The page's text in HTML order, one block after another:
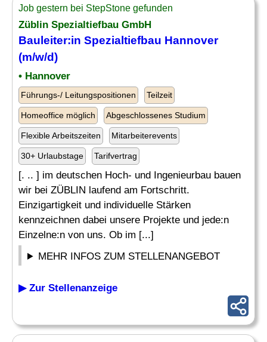
Job gestern bei StepStone gefunden
Züblin Spezialtiefbau GmbH
Bauleiter:in Spezialtiefbau Hannover
(m/w/d)
• Hannover
Führungs-/ Leitungspositionen Teilzeit
Homeoffice möglich Abgeschlossenes Studium
Flexible Arbeitszeiten Mitarbeiterevents
30+ Urlaubstage Tarifvertrag
[. .. ] im deutschen Hoch- und Ingenieurbau bauen
wir bei ZÜBLIN laufend am Fortschritt.
Einzigartigkeit und individuelle Stärken
kennzeichnen dabei unsere Projekte und jede:n
Einzelne:n von uns. Ob im [...]
MEHR INFOS ZUM STELLENANGEBOT
▶ Zur Stellenanzeige